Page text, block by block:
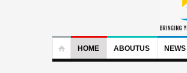
HOME ABOUTUS NEWS